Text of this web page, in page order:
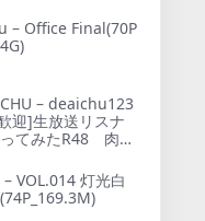
– Office Final(70P
– deaichu123
迎]生放送リスナ
てみたR48 肉便
屋撮り・日常セ
調教中_4036739
VOL.014 灯光白